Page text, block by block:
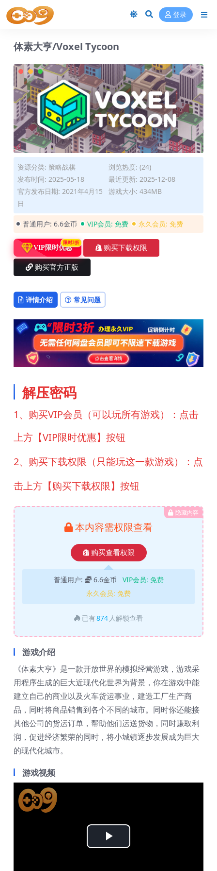
登录
体素大亨/Voxel Tycoon
资源分类: 策略战棋
浏览热度: (24)
发布时间: 2025-05-18
最近更新: 2025-12-08
官方发布日期: 2021年4月15
日
游戏大小: 434MB
普通用户: 6.6金币 VIP会员: 免费 永久会员: 免费
VIP限时优惠
限时3折
购买下载权限
购买官方正版
详情介绍 常见问题
解压密码
1、购买VIP会员（可以玩所有游戏）：点击
上方【VIP限时优惠】按钮
2、购买下载权限（只能玩这一款游戏）：点
击上方【购买下载权限】按钮
隐藏内容
本内容需权限查看
购买查看权限
普通用户: 6.6金币 VIP会员: 免费
永久会员: 免费
已有874 人解锁查看
游戏介绍
《体素大亨》是一款开放世界的模拟经营游戏，游戏采
用程序生成的巨大近现代化世界为背景，你在游戏中能
建立自己的商业以及火车货运事业，建造工厂生产商
品，同时将商品销售到各个不同的城市。同时你还能接
其他公司的货运订单，帮助他们运送货物，同时赚取利
润，促进经济繁荣的同时，将小城镇逐步发展成为巨大
的现代化城市。
游戏视频
Play